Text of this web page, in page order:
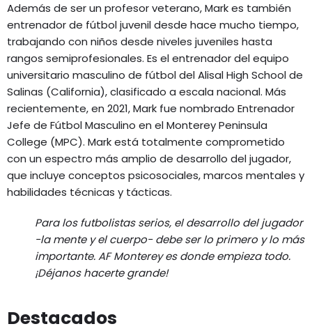
Además de ser un profesor veterano, Mark es también
entrenador de fútbol juvenil desde hace mucho tiempo,
trabajando con niños desde niveles juveniles hasta
rangos semiprofesionales. Es el entrenador del equipo
universitario masculino de fútbol del Alisal High School de
Salinas (California), clasificado a escala nacional. Más
recientemente, en 2021, Mark fue nombrado Entrenador
Jefe de Fútbol Masculino en el Monterey Peninsula
College (MPC). Mark está totalmente comprometido
con un espectro más amplio de desarrollo del jugador,
que incluye conceptos psicosociales, marcos mentales y
habilidades técnicas y tácticas.
Para los futbolistas serios, el desarrollo del jugador
-la mente y el cuerpo- debe ser lo primero y lo más
importante. AF Monterey es donde empieza todo.
¡Déjanos hacerte grande!
Destacados